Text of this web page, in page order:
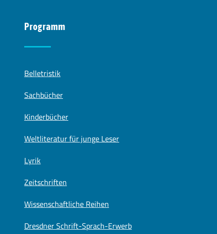
Programm
Belletristik
Sachbücher
Kinderbücher
Weltliteratur für junge Leser
Lyrik
Zeitschriften
Wissenschaftliche Reihen
Dresdner Schrift-Sprach-Erwerb